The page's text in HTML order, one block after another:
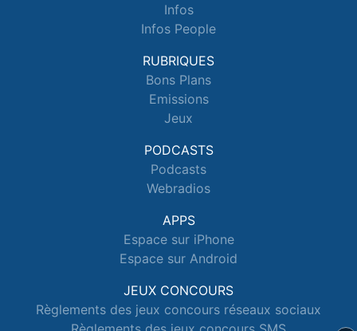
Infos
Infos People
RUBRIQUES
Bons Plans
Emissions
Jeux
PODCASTS
Podcasts
Webradios
APPS
Espace sur iPhone
Espace sur Android
JEUX CONCOURS
Règlements des jeux concours réseaux sociaux